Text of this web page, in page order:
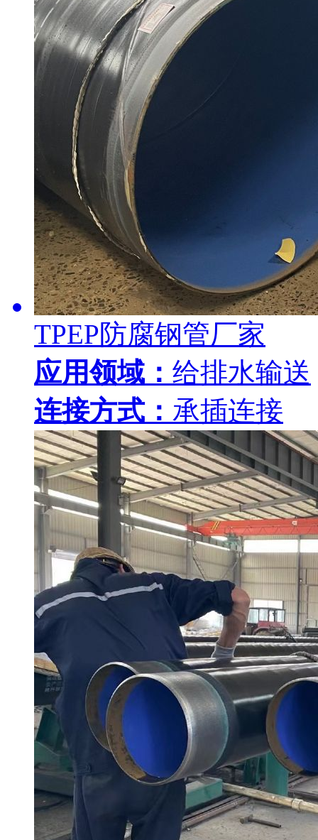
TPEP防腐钢管厂家
应用领域： 给排水输送
连接方式： 承插连接